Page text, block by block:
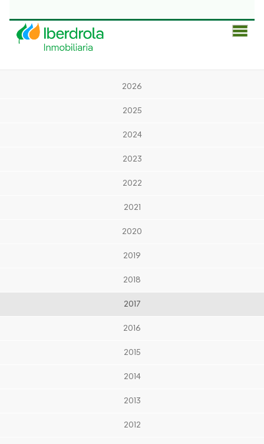
2026
2025
2024
2023
2022
2021
2020
2019
2018
2017
2016
2015
2014
2013
2012